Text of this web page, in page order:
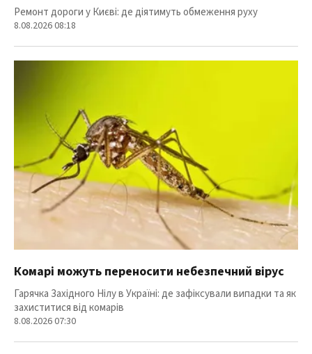
Ремонт дороги у Києві: де діятимуть обмеження руху
8.08.2026 08:18
Комарі можуть переносити небезпечний вірус
Гарячка Західного Нілу в Україні: де зафіксували випадки та як
захиститися від комарів
8.08.2026 07:30